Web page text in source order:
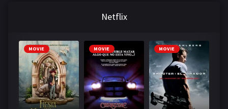
Netflix
MOVIE MOVIE MOVIE